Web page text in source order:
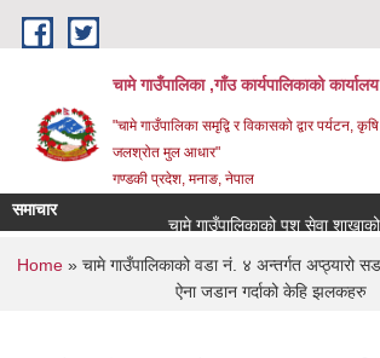
Skip to main content
चामे गाउँपालिका ,गाँउ कार्यपालिकाको कार्यालय
"चामे गाउँपालिका समृद्वि र विकासको द्वार पर्यटन,
जलश्रोत मुल आधार"
गण्डकी प्रदेश, मनाङ, नेपाल
समाचार
चामे गाउँपालिकाको पशु सेवा शाखाको
You are here
Home» चामे गाउँपालिकाको वडा नं. ४ अन्तर्गत अप्ठ्यारो
ऐना जडान गर्दाको केहि झलकहरु